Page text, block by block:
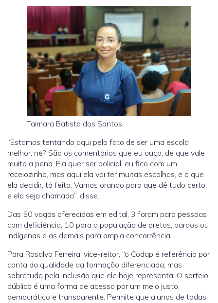
Taimara Batista dos Santos
“Estamos tentando aqui pelo fato de ser uma escola
melhor, né? São os comentários que eu ouço, de que vale
muito a pena. Ela quer ser policial, eu fico com um
receiozinho, mas aqui ela vai ter muitas escolhas, e o que
ela decidir, tá feito. Vamos orando para que dê tudo certo
e ela seja chamada”, disse.
Das 50 vagas oferecidas em edital, 3 foram para pessoas
com deficiência, 10 para a população de pretos, pardos ou
indígenas e as demais para ampla concorrência.
Para Rosalvo Ferreira, vice-reitor, “o Codap é referência por
conta da qualidade da formação diferenciada, mas
sobretudo pela inclusão que ele hoje representa. O sorteio
público é uma forma de acesso por um meio justo,
democrático e transparente. Permite que alunos de todas